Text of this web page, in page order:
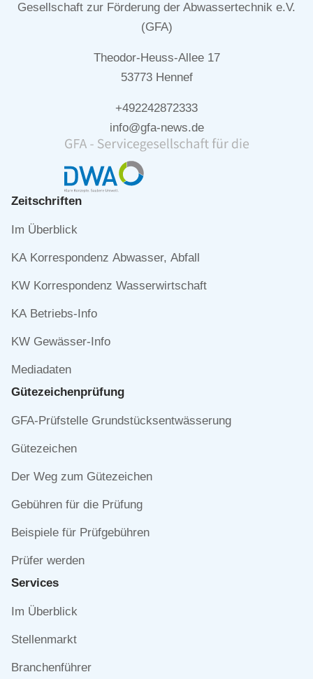
Gesellschaft zur Förderung der Abwassertechnik e.V.
(GFA)
Theodor-Heuss-Allee 17
53773 Hennef
+492242872333
info@gfa-news.de
Zeitschriften
Navigation
Im Überblick
KA Korrespondenz Abwasser, Abfall
KW Korrespondenz Wasserwirtschaft
KA Betriebs-Info
KW Gewässer-Info
Mediadaten
Gütezeichen­prüfung
Navigation
GFA-Prüfstelle Grundstücksentwässerung
Gütezeichen
Der Weg zum Gütezeichen
Gebühren für die Prüfung
Beispiele für Prüfgebühren
Prüfer werden
Services
Navigation
Im Überblick
Stellenmarkt
Branchenführer